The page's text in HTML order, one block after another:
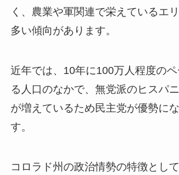
く、農業や軍関連で栄えているエ
多い傾向があります。
近年では、10年に100万人程度の
る人口のなかで、無党派のヒスパ
が増えているため民主党が優勢に
す。
コロラド州の政治情勢の特徴として